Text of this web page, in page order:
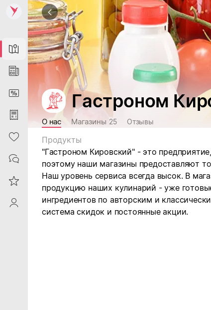
Map
News
DiscountCard
Purchases
Heart
Contacts
Reviews
ProfileSaby
Гастроном
О нас Магазины 25 Отзывы
Продукты
"Гастроном Кировский" - это
поэтому наши магазины предоставляют
Наш уровень сервиса всегда высок. В
продукцию наших кулинарий - уже
ингредиентов по авторским и
система скидок и постоянные акции.